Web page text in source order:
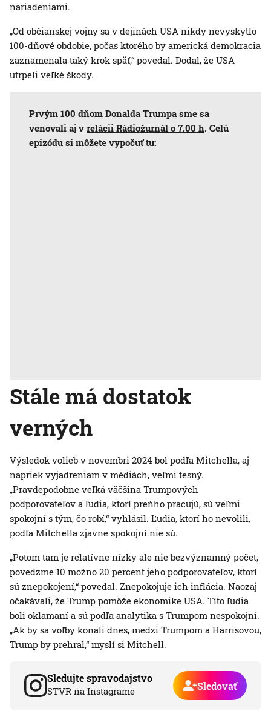
nariadeniami.
„Od občianskej vojny sa v dejinách USA nikdy nevyskytlo
100-dňové obdobie, počas ktorého by americká demokracia
zaznamenala taký krok späť,“ povedal. Dodal, že USA
utrpeli veľké škody.
Prvým 100 dňom Donalda Trumpa sme sa
venovali aj v relácii Rádiožurnál o 7.00 h. Celú
epizódu si môžete vypočuť tu:
Stále má dostatok
verných
Výsledok volieb v novembri 2024 bol podľa Mitchella, aj
napriek vyjadreniam v médiách, veľmi tesný.
„Pravdepodobne veľká väčšina Trumpových
podporovateľov a ľudia, ktorí preňho pracujú, sú veľmi
spokojní s tým, čo robí,“ vyhlásil. Ľudia, ktorí ho nevolili,
podľa Mitchella zjavne spokojní nie sú.
„Potom tam je relatívne nízky ale nie bezvýznamný počet,
povedzme 10 možno 20 percent jeho podporovateľov, ktorí
sú znepokojení,“ povedal. Znepokojuje ich inflácia. Naozaj
očakávali, že Trump pomôže ekonomike USA. Títo ľudia
boli oklamaní a sú podľa analytika s Trumpom nespokojní.
„Ak by sa voľby konali dnes, medzi Trumpom a Harrisovou,
Trump by prehral,“ myslí si Mitchell.
Sledujte spravodajstvo
STVR na Instagrame Sledovať